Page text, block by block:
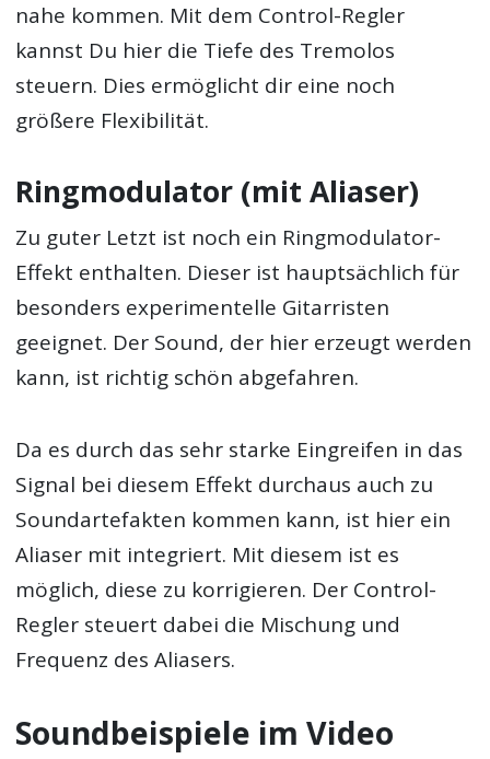
nahe kommen. Mit dem Control-Regler
kannst Du hier die Tiefe des Tremolos
steuern. Dies ermöglicht dir eine noch
größere Flexibilität.
Ringmodulator (mit Aliaser)
Zu guter Letzt ist noch ein Ringmodulator-
Effekt enthalten. Dieser ist hauptsächlich für
besonders experimentelle Gitarristen
geeignet. Der Sound, der hier erzeugt werden
kann, ist richtig schön abgefahren.
Da es durch das sehr starke Eingreifen in das
Signal bei diesem Effekt durchaus auch zu
Soundartefakten kommen kann, ist hier ein
Aliaser mit integriert. Mit diesem ist es
möglich, diese zu korrigieren. Der Control-
Regler steuert dabei die Mischung und
Frequenz des Aliasers.
Soundbeispiele im Video